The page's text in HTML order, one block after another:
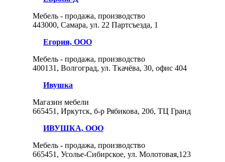
Мебель - продажа, производство
443000, Самара, ул. 22 Партсъезда, 1
Егория, ООО
Мебель - продажа, производство
400131, Волгоград, ул. Ткачёва, 30, офис 404
Ивушка
Магазин мебели
665451, Иркутск, б-р Рябикова, 20б, ТЦ Гранд
ИВУШКА, ООО
Мебель - продажа, производство
665451, Усолье-Сибирское, ул. Молотовая,123